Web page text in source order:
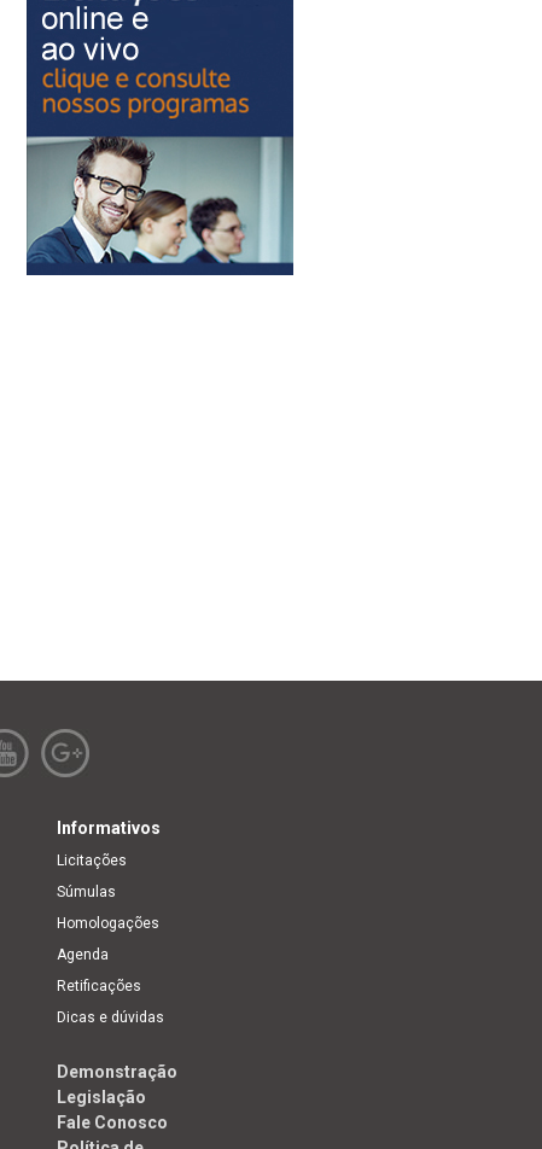
Informativos
Licitações
Súmulas
Homologações
Agenda
Retificações
Dicas e dúvidas
Demonstração
Legislação
Fale Conosco